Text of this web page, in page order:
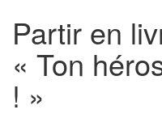
Partir en
« Ton
! »